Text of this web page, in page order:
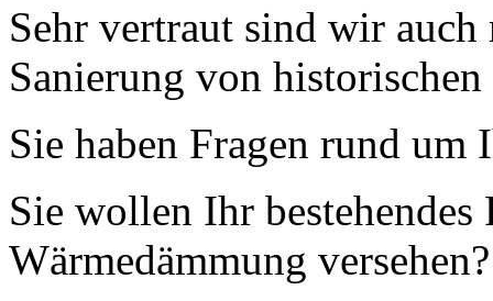
Sehr vertraut sind wir
Sanierung von historischen
Sie haben Fragen rund um
Sie wollen Ihr
Wärmedämmung versehen?